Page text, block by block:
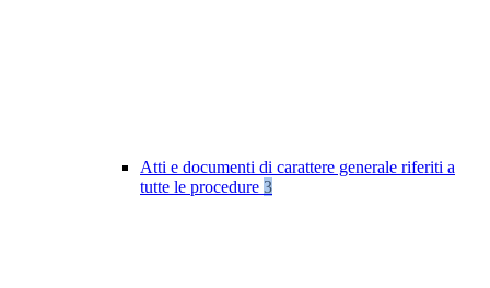
Atti e documenti di carattere generale riferiti a
tutte le procedure 3